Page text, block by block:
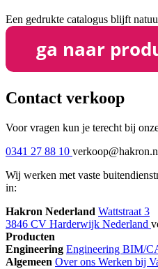
Een gedrukte catalogus blijft
Contact verkoop
Voor vragen kun je terecht bij
0341 27 88 10
Wij werken met vaste
in:
Hakron Nederland Wattstraat 3
3846 CV Harderwijk Nederland
Producten
Engineering Engineering BIM/
Algemeen Over ons Werken bij